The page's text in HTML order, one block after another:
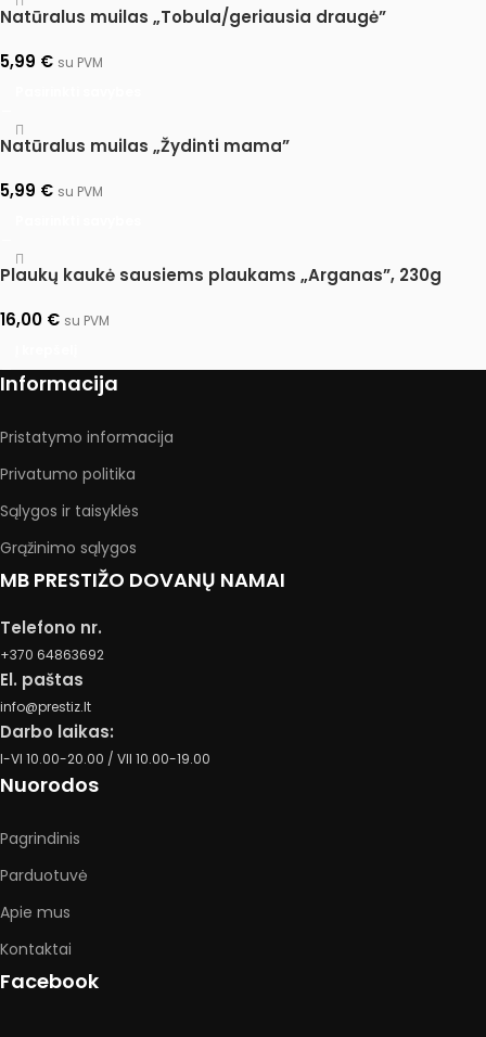
Natūralus muilas „Tobula/geriausia draugė”
5,99 € su PVM
Natūralus muilas „Žydinti mama”
5,99 € su PVM
Plaukų kaukė sausiems plaukams „Arganas”, 230g
16,00 € su PVM
Informacija
Pristatymo informacija
Privatumo politika
Sąlygos ir taisyklės
Grąžinimo sąlygos
MB PRESTIŽO DOVANŲ NAMAI
Telefono nr.
+370 64863692
El. paštas
info@prestiz.lt
Darbo laikas:
I-VI 10.00-20.00 / VII 10.00-19.00
Nuorodos
Pagrindinis
Parduotuvė
Apie mus
Kontaktai
Facebook